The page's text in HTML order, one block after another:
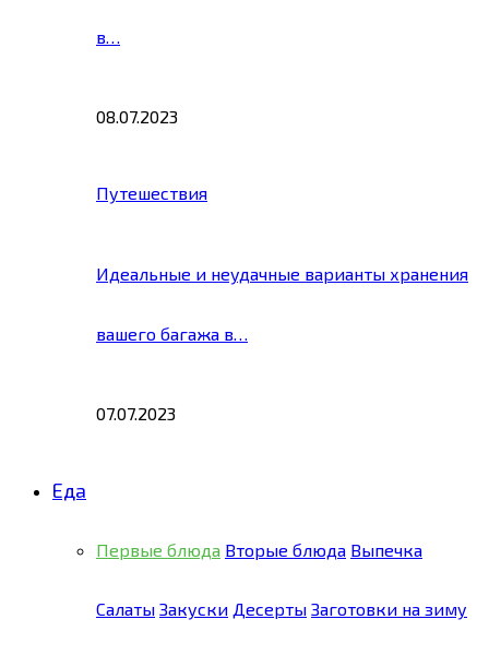
в…
08.07.2023
Путешествия
Идеальные и неудачные варианты хранения
вашего багажа в…
07.07.2023
Еда
Первые блюда Вторые блюда Выпечка
Салаты Закуски Десерты Заготовки на зиму